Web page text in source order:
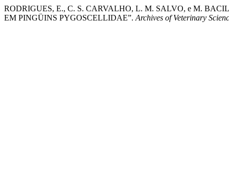
RODRIGUES, E., C. S. CARVALHO, L. M. SALVO, e M.
EM PINGÜINS PYGOSCELLIDAE”. Archives of Veterinary